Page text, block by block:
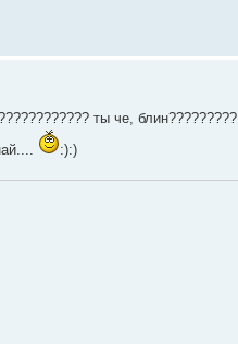
ты че, блин?????????
:):)